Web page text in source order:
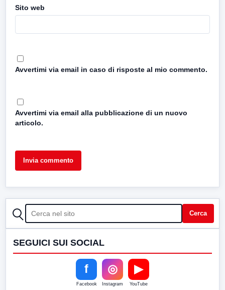
Sito web
Avvertimi via email in caso di risposte al mio commento.
Avvertimi via email alla pubblicazione di un nuovo
articolo.
CERCA Cerca
SEGUICI SUI SOCIAL
f
Facebook
◎
Instagram
▶
YouTube